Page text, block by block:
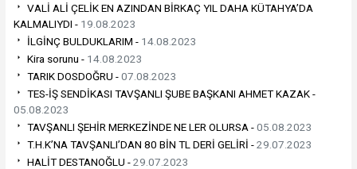
VALİ ALİ ÇELİK EN AZINDAN BİRKAÇ YIL DAHA KÜTAHYA’DA
KALMALIYDI - 19.08.2023
İLGİNÇ BULDUKLARIM - 14.08.2023
Kira sorunu - 14.08.2023
TARIK DOSDOĞRU -07.08.2023
TES-İŞ SENDİKASI TAVŞANLI ŞUBE BAŞKANI AHMET KAZAK -
05.08.2023
TAVŞANLI ŞEHİR MERKEZİNDE NE LER OLURSA -05.08.2023
T.H.K’NA TAVŞANLI’DAN 80 BİN TL DERİ GELİRİ -29.07.2023
HALİT DESTANOĞLU -29.07.2023